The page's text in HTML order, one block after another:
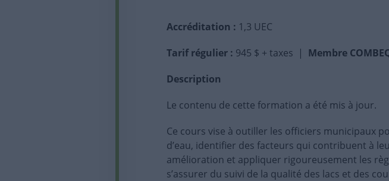
Accréditation : 1,3 UEC
Tarif régulier : 945 $ + taxes | Membre
Description
Le contenu de cette formation a été mis à jour.
Ce cours vise à outiller les officiers municipaux
d’eau, identifier des facteurs qui contribuent à
amélioration et appliquer rigoureusement les
s’assurer du suivi de la qualité des lacs et des